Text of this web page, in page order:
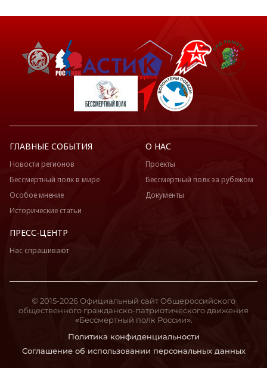
ГЛАВНЫЕ СОБЫТИЯ
Новости регионов
Бессмертный полк в мире
Особое мнение
Исторические статьи
О НАС
Проекты
Бессмертный полк за рубежом
Документы
ПРЕСС-ЦЕНТР
Нас спрашивают
Политика конфиденциальности
Соглашение об использовании персональных данных
© 2015-2026 Официальный сайт Общероссийского
общественного гражданско-патриотического движения
«Бессмертный полк России».